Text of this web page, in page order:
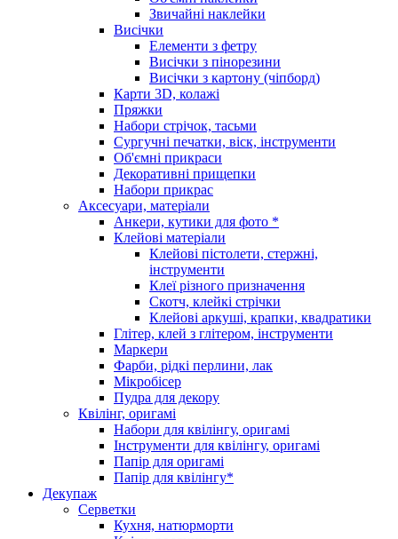
Звичайні наклейки
Висічки
Елементи з фетру
Висічки з пінорезини
Висічки з картону (чіпборд)
Карти 3D, колажі
Пряжки
Набори стрічок, тасьми
Сургучні печатки, віск, інструменти
Об'ємні прикраси
Декоративні прищепки
Набори прикрас
Аксесуари, матеріали
Анкери, кутики для фото *
Клейові матеріали
Клейові пістолети, стержні,
інструменти
Клеї різного призначення
Скотч, клейкі стрічки
Клейові аркуші, крапки, квадратики
Глітер, клей з глітером, інструменти
Маркери
Фарби, рідкі перлини, лак
Мікробісер
Пудра для декору
Квілінг, оригамі
Набори для квілінгу, оригамі
Інструменти для квілінгу, оригамі
Папір для оригамі
Папір для квілінгу*
Декупаж
Серветки
Кухня, натюрморти